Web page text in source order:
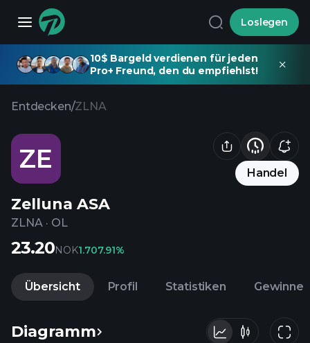
Loslegen
10$ Bargeld verdienen für jeden
Pro+ Freund, den du empfiehlst!
Entdecken/ZLNA
ZE Handel
Zelluna ASA
ZLNA · OL
23.20NOK1.707.91%
Übersicht Profil Statistiken Gewinne
Diagramm